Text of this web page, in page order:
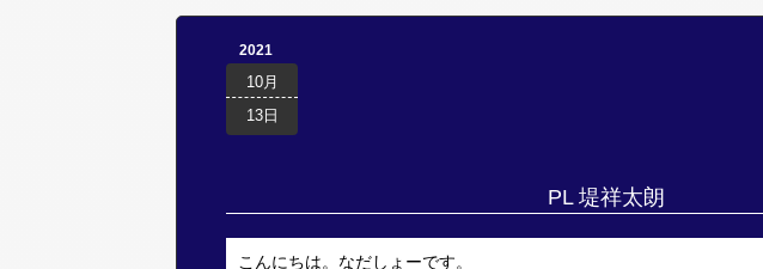
2021
10月
13日
PL 堤祥太朗
こんにちは。なだしょーです。